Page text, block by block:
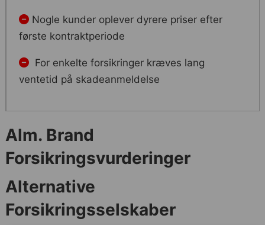
Nogle kunder oplever dyrere priser efter
første kontraktperiode
For enkelte forsikringer kræves lang
ventetid på skadeanmeldelse
Alm. Brand
Forsikringsvurderinger
Alternative
Forsikringsselskaber